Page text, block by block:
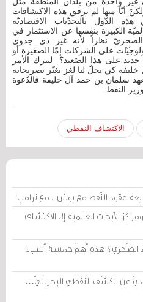
أيّاً منها لم يرفق هذه الاكتشافات
الدّول بالتحدّيات الاقتصاديّة
الكبيرة بنفسها عن الاستثمار في
الصخريّ نظراً لأنه غير ذي جدوى
على الشركات إمّا الصغيرة أو
على هذا الصّعيد؟ لنترك الأمر
كي يحلّ لنا لغز تغيّر تصريحاته
سلمان بن حمد آل خليفة فالدّعوة
النفط.
الاكتشاف النفطي
عقود النّفط مع بوش... مع ترامب!
الأبحاث العالمية إلى الاكتشاف
الصّخري؟ هذه أهمّ خمسة أشياء
الكشْف النفطي البحرينيّ…